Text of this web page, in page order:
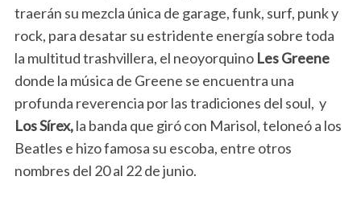
traerán su mezcla única de garage, funk, surf, punk y
rock, para desatar su estridente energía sobre toda
la multitud trashvillera, el neoyorquinoLes Greene
donde la música de Greene se encuentra una
profunda reverencia por las tradiciones del soul, y
Los Sírex,la banda que giró con Marisol, teloneó a los
Beatles e hizo famosa su escoba, entre otros
nombres del 20 al 22 de junio.